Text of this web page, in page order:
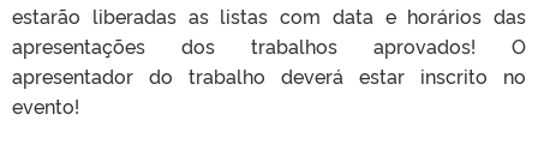
estarão liberadas as listas com data e horários das
apresentações dos trabalhos aprovados! O
apresentador do trabalho deverá estar inscrito no
evento!